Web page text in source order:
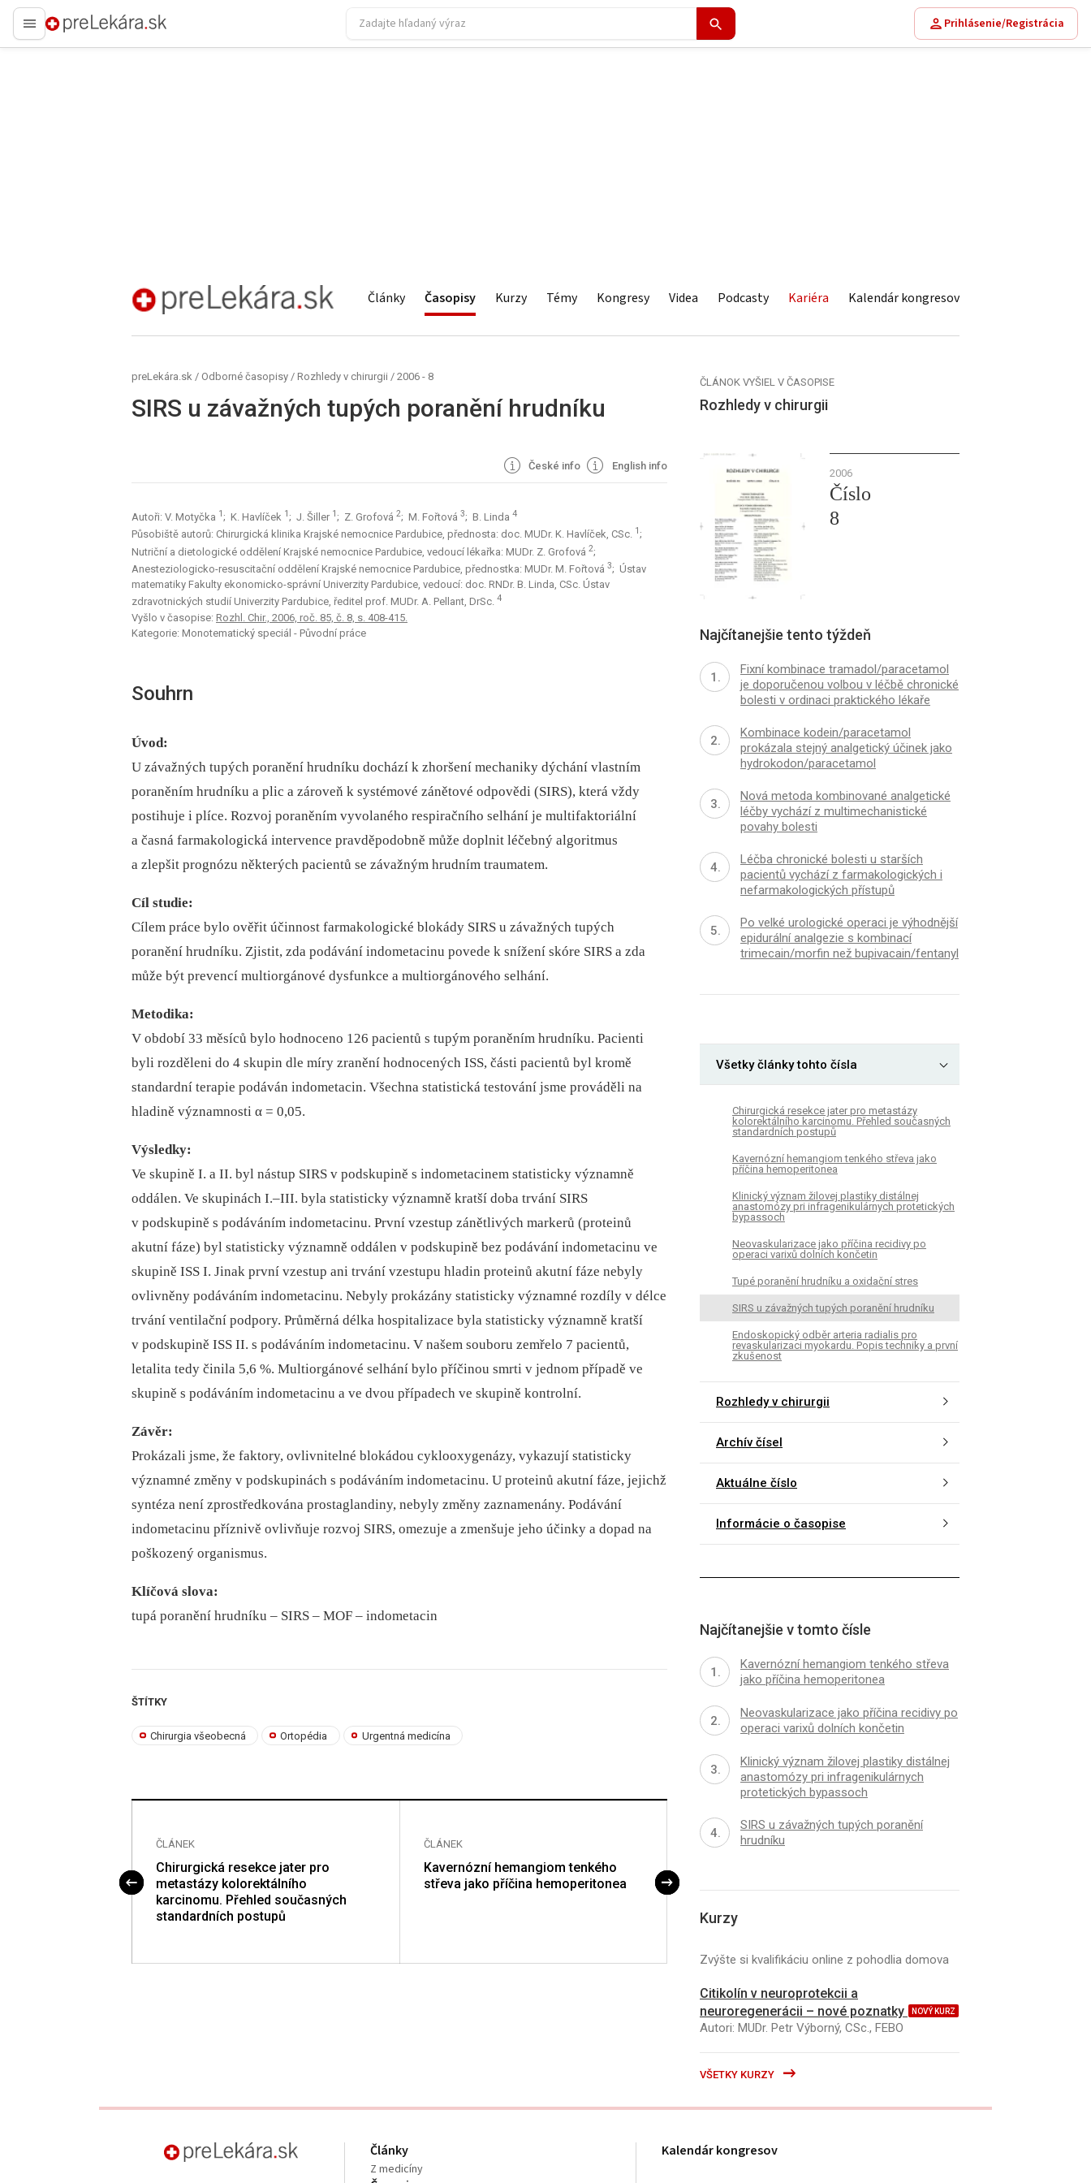
preLekára.sk
Prihlásenie/Registrácia
preLekára.sk Články Časopisy Kurzy Témy Kongresy Videa Podcasty Kariéra Kalendár kongresov
preLekára.sk / Odborné časopisy / Rozhledy v chirurgii / 2006 - 8
SIRS u závažných tupých poranění hrudníku
České info English info
Autoři: V. Motyčka 1 ; K. Havlíček 1 ; J. Šiller 1 ; Z. Grofová 2; M. Fořtová 3; B. Linda 4
Působiště autorů: Chirurgická klinika Krajské nemocnice Pardubice, přednosta: doc. MUDr. K. Havlíček, CSc. 1 ;
Nutriční a dietologické oddělení Krajské nemocnice Pardubice, vedoucí lékařka: MUDr. Z. Grofová 2;
Anesteziologicko-resuscitační oddělení Krajské nemocnice Pardubice, přednostka: MUDr. M. Fořtová 3; Ústav
matematiky Fakulty ekonomicko-správní Univerzity Pardubice, vedoucí: doc. RNDr. B. Linda, CSc. Ústav
zdravotnických studií Univerzity Pardubice, ředitel prof. MUDr. A. Pellant, DrSc. 4
Vyšlo v časopise: Rozhl. Chir., 2006, roč. 85, č. 8, s. 408-415.
Kategorie: Monotematický speciál - Původní práce
Souhrn
Úvod:
U závažných tupých poranění hrudníku dochází k zhoršení mechaniky dýchání vlastním
poraněním hrudníku a plic a zároveň k systémové zánětové odpovědi (SIRS), která vždy
postihuje i plíce. Rozvoj poraněním vyvolaného respiračního selhání je multifaktoriální
a časná farmakologická intervence pravděpodobně může doplnit léčebný algoritmus
a zlepšit prognózu některých pacientů se závažným hrudním traumatem.
Cíl studie:
Cílem práce bylo ověřit účinnost farmakologické blokády SIRS u závažných tupých
poranění hrudníku. Zjistit, zda podávání indometacinu povede k snížení skóre SIRS a zda
může být prevencí multiorgánové dysfunkce a multiorgánového selhání.
Metodika:
V období 33 měsíců bylo hodnoceno 126 pacientů s tupým poraněním hrudníku. Pacienti
byli rozděleni do 4 skupin dle míry zranění hodnocených ISS, části pacientů byl kromě
standardní terapie podáván indometacin. Všechna statistická testování jsme prováděli na
hladině významnosti α = 0,05.
Výsledky:
Ve skupině I. a II. byl nástup SIRS v podskupině s indometacinem statisticky významně
oddálen. Ve skupinách I.–III. byla statisticky významně kratší doba trvání SIRS
v podskupině s podáváním indometacinu. První vzestup zánětlivých markerů (proteinů
akutní fáze) byl statisticky významně oddálen v podskupině bez podávání indometacinu ve
skupině ISS I. Jinak první vzestup ani trvání vzestupu hladin proteinů akutní fáze nebyly
ovlivněny podáváním indometacinu. Nebyly prokázány statisticky významné rozdíly v délce
trvání ventilační podpory. Průměrná délka hospitalizace byla statisticky významně kratší
v podskupině ISS II. s podáváním indometacinu. V našem souboru zemřelo 7 pacientů,
letalita tedy činila 5,6 %. Multiorgánové selhání bylo příčinou smrti v jednom případě ve
skupině s podáváním indometacinu a ve dvou případech ve skupině kontrolní.
Závěr:
Prokázali jsme, že faktory, ovlivnitelné blokádou cyklooxygenázy, vykazují statisticky
významné změny v podskupinách s podáváním indometacinu. U proteinů akutní fáze, jejichž
syntéza není zprostředkována prostaglandiny, nebyly změny zaznamenány. Podávání
indometacinu příznivě ovlivňuje rozvoj SIRS, omezuje a zmenšuje jeho účinky a dopad na
poškozený organismus.
Klíčová slova:
tupá poranění hrudníku –⁠ SIRS –⁠ MOF –⁠ indometacin
ŠTÍTKY
Chirurgia všeobecná Ortopédia Urgentná medicína
ČLÁNEK
Chirurgická resekce jater pro
metastázy kolorektálního
karcinomu. Přehled současných
standardních postupů
ČLÁNEK
Kavernózní hemangiom tenkého
střeva jako příčina hemoperitonea
ČLÁNEK
bypassoch
ČLÁNOK VYŠIEL V ČASOPISE
Rozhledy v chirurgii
2006
Číslo
8
Najčítanejšie tento týždeň
Fixní kombinace tramadol/paracetamol
je doporučenou volbou v léčbě chronické
bolesti v ordinaci praktického lékaře
Kombinace kodein/paracetamol
prokázala stejný analgetický účinek jako
hydrokodon/paracetamol
Nová metoda kombinované analgetické
léčby vychází z multimechanistické
povahy bolesti
Léčba chronické bolesti u starších
pacientů vychází z farmakologických i
nefarmakologických přístupů
Po velké urologické operaci je výhodnější
epidurální analgezie s kombinací
trimecain/morfin než bupivacain/fentanyl
Všetky články tohto čísla
Chirurgická resekce jater pro metastázy
kolorektálního karcinomu. Přehled současných
standardních postupů
Kavernózní hemangiom tenkého střeva jako
příčina hemoperitonea
Klinický význam žilovej plastiky distálnej
anastomózy pri infragenikulárnych protetických
bypassoch
Neovaskularizace jako příčina recidivy po
operaci varixů dolních končetin
Tupé poranění hrudníku a oxidační stres
SIRS u závažných tupých poranění hrudníku
Endoskopický odběr arteria radialis pro
revaskularizaci myokardu. Popis techniky a první
zkušenost
Rozhledy v chirurgii
Archív čísel
Aktuálne číslo
Informácie o časopise
Najčítanejšie v tomto čísle
Kavernózní hemangiom tenkého střeva
jako příčina hemoperitonea
Neovaskularizace jako příčina recidivy po
operaci varixů dolních končetin
Klinický význam žilovej plastiky distálnej
anastomózy pri infragenikulárnych
protetických bypassoch
SIRS u závažných tupých poranění
hrudníku
Kurzy
Zvýšte si kvalifikáciu online z pohodlia domova
Citikolín v neuroprotekcii a
neuroregenerácii – nové poznatky
NOVÝ KURZ
Autori: MUDr. Petr Výborný, CSc., FEBO
VŠETKY KURZY
Články
Z medicíny
Kalendár kongresov